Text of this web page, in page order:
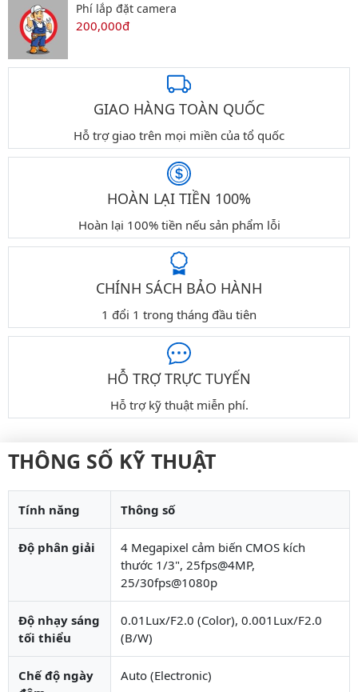
Phí lắp đặt camera
200,000đ
GIAO HÀNG TOÀN QUỐC
Hỗ trợ giao trên mọi miền của tổ quốc
HOÀN LẠI TIỀN 100%
Hoàn lại 100% tiền nếu sản phẩm lỗi
CHÍNH SÁCH BẢO HÀNH
1 đổi 1 trong tháng đầu tiên
HỖ TRỢ TRỰC TUYẾN
Hỗ trợ kỹ thuật miễn phí.
THÔNG SỐ KỸ THUẬT
Tính năng Thông số
Độ phân giải
4 Megapixel cảm biến CMOS kích
thước 1/3", 25fps@4MP,
25/30fps@1080p
Độ nhạy sáng
tối thiểu
0.01Lux/F2.0 (Color), 0.001Lux/F2.0
(B/W)
Chế độ ngày
Auto (Electronic)